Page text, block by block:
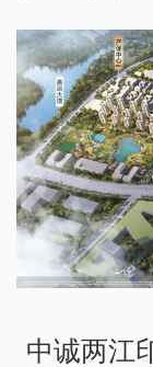
中诚两江